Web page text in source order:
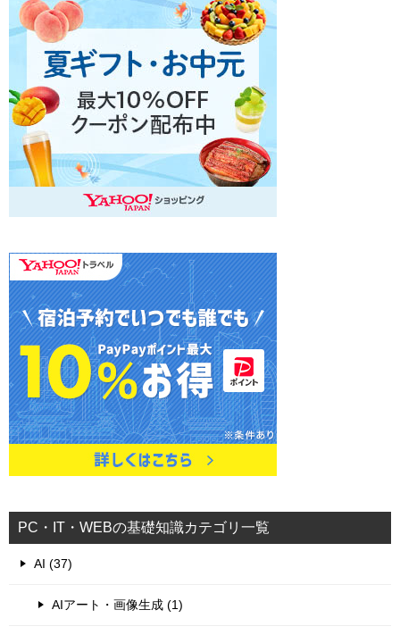
PC・IT・WEBの基礎知識カテゴリ一覧
AI (37)
AIアート・画像生成 (1)